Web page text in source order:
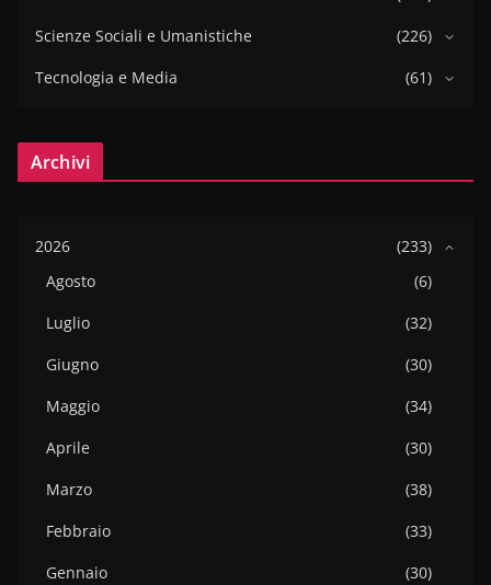
Scienze Sociali e Umanistiche
(226)
Tecnologia e Media
(61)
Archivi
2026
(233)
Agosto
(6)
Luglio
(32)
Giugno
(30)
Maggio
(34)
Aprile
(30)
Marzo
(38)
Febbraio
(33)
Gennaio
(30)